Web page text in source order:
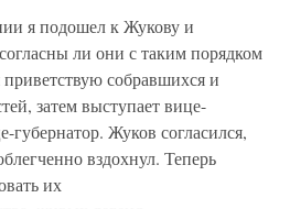
я подошел к Жукову и
ли они с таким порядком
собравшихся и
затем выступает вице-
губернатор. Жуков согласился,
вздохнул. Теперь
их